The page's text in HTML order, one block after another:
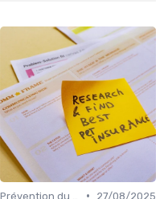
•
27/08/2025